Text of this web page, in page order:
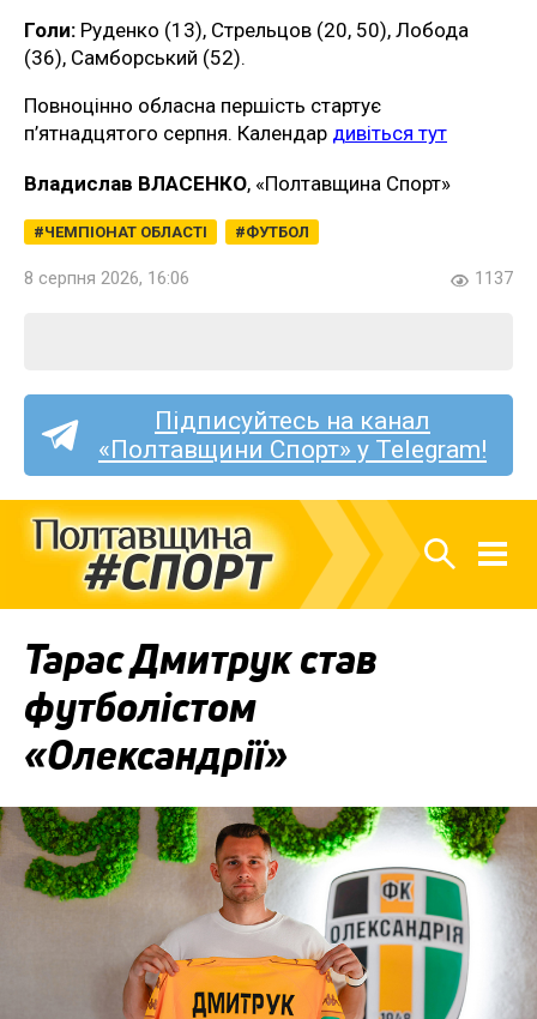
Голи: Руденко (13), Стрельцов (20, 50), Лобода
(36), Самборський (52).
Повноцінно обласна першість стартує
п’ятнадцятого серпня. Календар дивіться тут
Владислав ВЛАСЕНКО, «Полтавщина Спорт»
ЧЕМПІОНАТ ОБЛАСТІ ФУТБОЛ
8 серпня 2026, 16:06 1137
Підписуйтесь на канал
«Полтавщини Спорт» у Telegram!
Тарас Дмитрук став
футболістом
«Олександрії»